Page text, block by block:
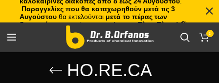
0
HO.RE.CA
Παραγγελίες που θα καταχωρηθούν μετά τις 3
Αυγούστου θα εκτελούνται μετά το πέρας των
διακοπών, με σειρά προτεραιότητας.Πλιτς Πλατς!🏖️🌊